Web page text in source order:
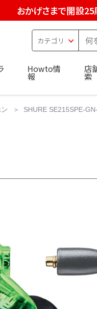
おかげさまで開設
Howto情
報
店
索
SHURE SE215SPE-